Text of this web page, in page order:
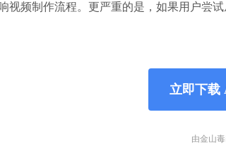
视频制作流程。更严重的是，如果用户尝
立即下
由金山